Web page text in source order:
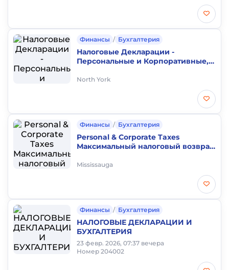
Финансы / Бухгалтерия
Налоговые Декларации -
Персональные и Корпоративные,
North York
Финансы / Бухгалтерия
Personal & Corporate Taxes
Максимальный налоговый возврат
Mississauga
Финансы / Бухгалтерия
НАЛОГОВЫЕ ДЕКЛАРАЦИИ И
БУХГАЛТЕРИЯ
23 февр. 2026, 07:37 вечера
Номер 204002